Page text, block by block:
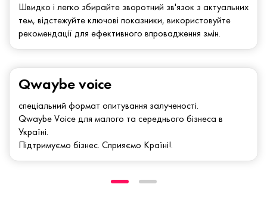
Qwaybe voice
спеціальний формат опитування залученості.
Qwaybe Voice для малого та середнього бізнеса в
Україні.
Підтримуємо бізнес. Сприяємо Країні!.
Швидко і легко збирайте зворотний зв'язок з актуальних
тем, відстежуйте ключові показники, використовуйте
рекомендації для ефективного впровадження змін.